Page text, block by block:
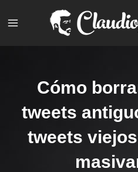
Cómo
tweets
tweets